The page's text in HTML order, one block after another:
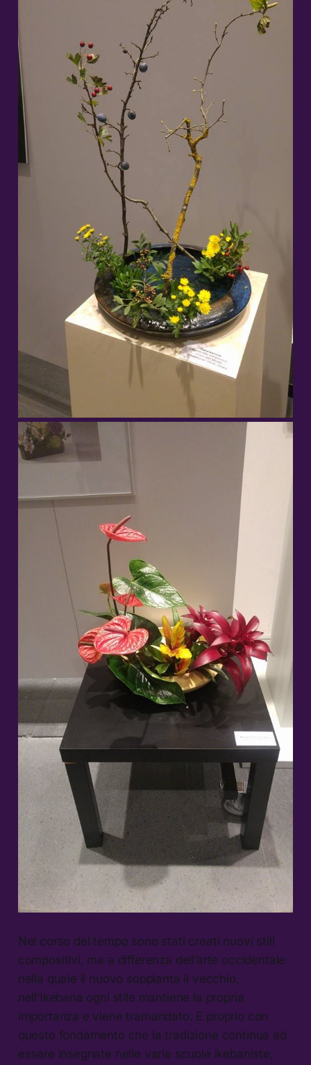
Nel corso del tempo sono stati creati nuovi stili
compositivi, ma a differenza dell’arte occidentale
nella quale il nuovo soppianta il vecchio,
nell’Ikebana ogni stile mantiene la propria
importanza e viene tramandato. E proprio con
questo fondamento che la tradizione continua ad
essere insegnate nelle varie scuole ikebaniste,